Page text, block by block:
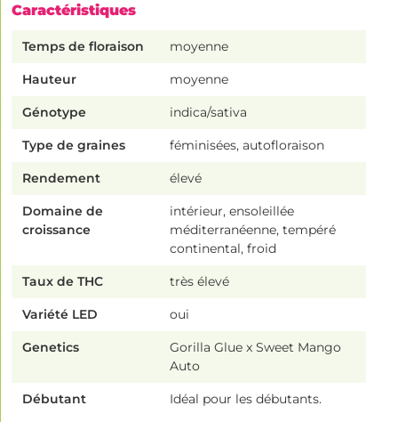
Caractéristiques
Temps de floraison moyenne
Hauteur moyenne
Génotype indica/sativa
Type de graines féminisées, autofloraison
Rendement élevé
Domaine de
croissance
intérieur, ensoleillée
méditerranéenne, tempéré
continental, froid
Taux de THC très élevé
Variété LED oui
Genetics
Gorilla Glue x Sweet Mango
Auto
Débutant Idéal pour les débutants.